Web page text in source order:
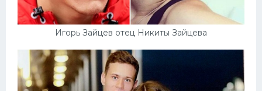
Игорь Зайцев отец Никиты Зайцева